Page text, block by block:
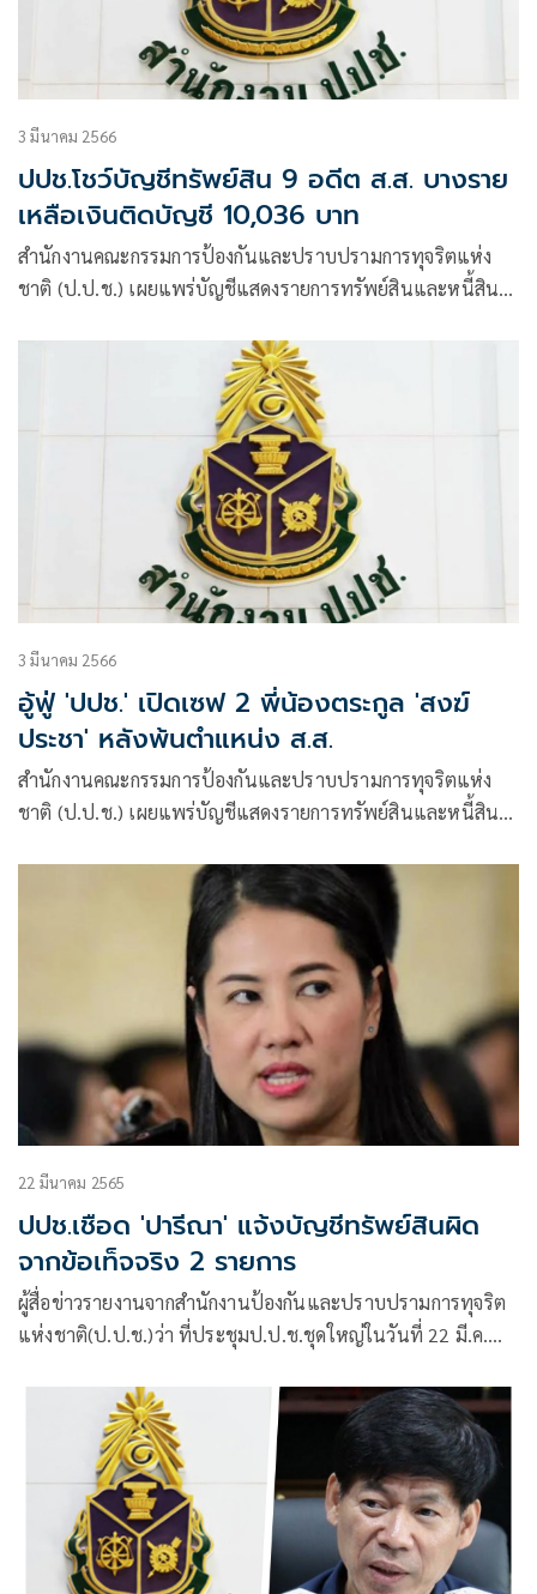
3 มีนาคม 2566
ปปช.โชว์บัญชีทรัพย์สิน 9 อดีต ส.ส. บางราย
เหลือเงินติดบัญชี 10,036 บาท
สำนักงานคณะกรรมการป้องกันและปราบปรามการทุจริตแห่ง
ชาติ (ป.ป.ช.) เผยแพร่บัญชีแสดงรายการทรัพย์สินและหนี้สิน
3 มีนาคม 2566
อู้ฟู่ 'ปปช.' เปิดเซฟ 2 พี่น้องตระกูล 'สงฆ์
ประชา' หลังพ้นตำแหน่ง ส.ส.
สำนักงานคณะกรรมการป้องกันและปราบปรามการทุจริตแห่ง
ชาติ (ป.ป.ช.) เผยแพร่บัญชีแสดงรายการทรัพย์สินและหนี้สิน
22 มีนาคม 2565
ปปช.เชือด 'ปารีณา' แจ้งบัญชีทรัพย์สินผิด
จากข้อเท็จจริง 2 รายการ
ผู้สื่อข่าวรายงานจากสำนักงานป้องกันและปราบปรามการทุจริต
แห่งชาติ(ป.ป.ช.)ว่า ที่ประชุมป.ป.ช.ชุดใหญ่ในวันที่ 22 มี.ค.
พรรคพลังประชารัฐ ปกปิดบัญชีทรัพย์สินและหนี้สินอันเป็นเท็จ
ต่อป.ป.ช. จากการไต่สวนพบว่า น.ส.ปา